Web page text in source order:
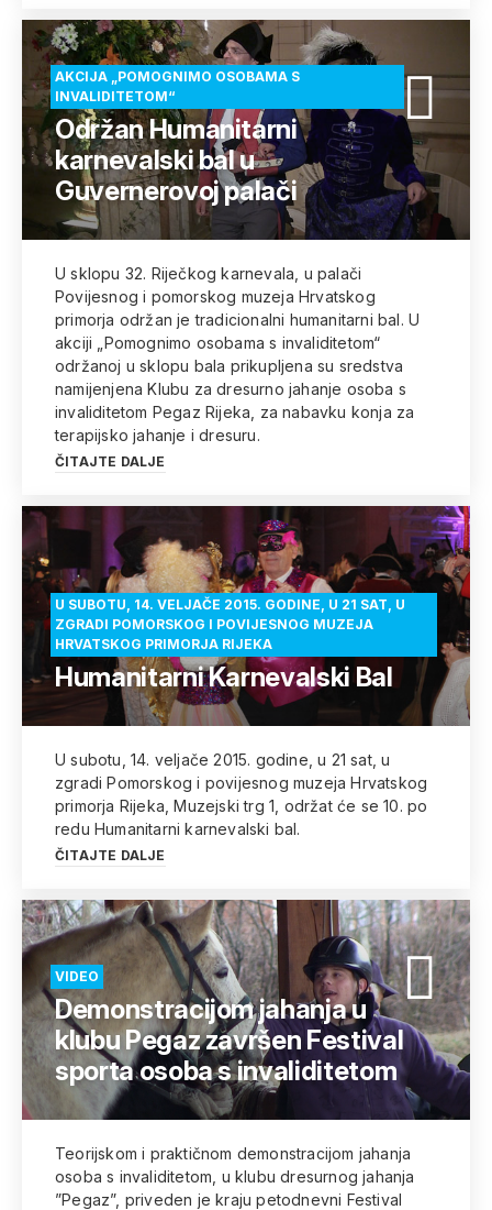
AKCIJA „POMOGNIMO OSOBAMA S
INVALIDITETOM“
Održan Humanitarni
karnevalski bal u
Guvernerovoj palači
U sklopu 32. Riječkog karnevala, u palači
Povijesnog i pomorskog muzeja Hrvatskog
primorja održan je tradicionalni humanitarni bal. U
akciji „Pomognimo osobama s invaliditetom“
održanoj u sklopu bala prikupljena su sredstva
namijenjena Klubu za dresurno jahanje osoba s
invaliditetom Pegaz Rijeka, za nabavku konja za
terapijsko jahanje i dresuru.
ČITAJTE DALJE
U SUBOTU, 14. VELJAČE 2015. GODINE, U 21 SAT, U
ZGRADI POMORSKOG I POVIJESNOG MUZEJA
HRVATSKOG PRIMORJA RIJEKA
Humanitarni Karnevalski Bal
U subotu, 14. veljače 2015. godine, u 21 sat, u
zgradi Pomorskog i povijesnog muzeja Hrvatskog
primorja Rijeka, Muzejski trg 1, održat će se 10. po
redu Humanitarni karnevalski bal.
ČITAJTE DALJE
VIDEO
Demonstracijom jahanja u
klubu Pegaz završen Festival
sporta osoba s invaliditetom
Teorijskom i praktičnom demonstracijom jahanja
osoba s invaliditetom, u klubu dresurnog jahanja
”Pegaz”, priveden je kraju petodnevni Festival